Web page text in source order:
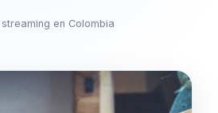
en Colombia